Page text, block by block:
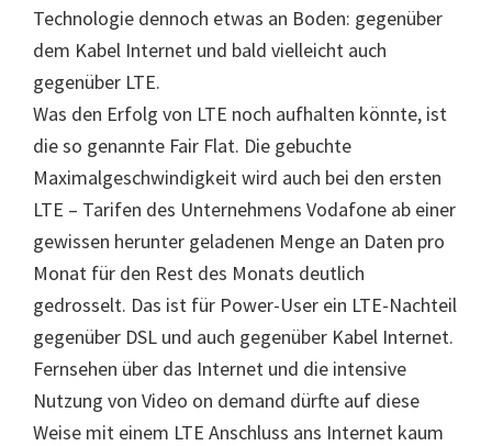
Technologie dennoch etwas an Boden: gegenüber
dem Kabel Internet und bald vielleicht auch
gegenüber LTE.
Was den Erfolg von LTE noch aufhalten könnte, ist
die so genannte Fair Flat. Die gebuchte
Maximalgeschwindigkeit wird auch bei den ersten
LTE – Tarifen des Unternehmens Vodafone ab einer
gewissen herunter geladenen Menge an Daten pro
Monat für den Rest des Monats deutlich
gedrosselt. Das ist für Power-User ein LTE-Nachteil
gegenüber DSL und auch gegenüber Kabel Internet.
Fernsehen über das Internet und die intensive
Nutzung von Video on demand dürfte auf diese
Weise mit einem LTE Anschluss ans Internet kaum